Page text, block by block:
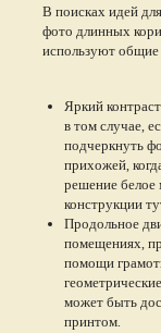
В поисках идей
фото длинных
используют
Яркий
в том случае,
подчеркнуть
прихожей,
решение
конструкции
Продольное
помещениях,
помощи
может быть
принтом.